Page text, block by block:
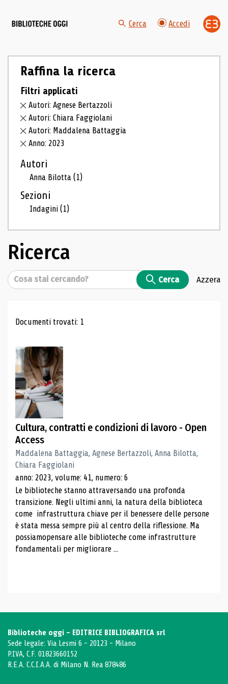
Cerca Accedi
Raffina la ricerca
Filtri applicati
Autori: Agnese Bertazzoli
Autori: Chiara Faggiolani
Autori: Maddalena Battaggia
Anno: 2023
Autori
Anna Bilotta(1)
Sezioni
Indagini(1)
Ricerca
Cerca Cerca Azzera
Risultati di ricerca
Documenti trovati: 1
Cultura, contratti e condizioni di lavoro - Open
Access
Maddalena Battaggia, Agnese Bertazzoli, Anna Bilotta,
Chiara Faggiolani
anno: 2023, volume: 41, numero: 6
Le biblioteche stanno attraversando una profonda
transizione. Negli ultimi anni, la natura della biblioteca
come infrastruttura chiave per il benessere delle persone
è stata messa sempre più al centro della riflessione. Ma
possiamopensare alle biblioteche come infrastrutture
fondamentali per migliorare ...
Biblioteche oggi - EDITRICE BIBLIOGRAFICA srl
Sede legale: Via Lesmi 6 - 20123 - Milano
P.IVA, C.F. 01823660152
R.E.A. C.C.I.A.A. di Milano N. Rea 878486